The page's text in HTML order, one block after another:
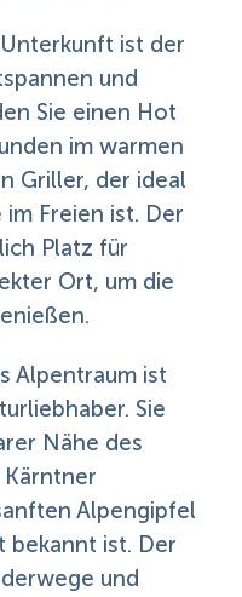
ist der
und
Sie einen Hot
im warmen
Griller, der ideal
Freien ist. Der
Platz für
Ort, um die
Alpentraum ist
Sie
Nähe des
Kärntner
Alpengipfel
bekannt ist. Der
und